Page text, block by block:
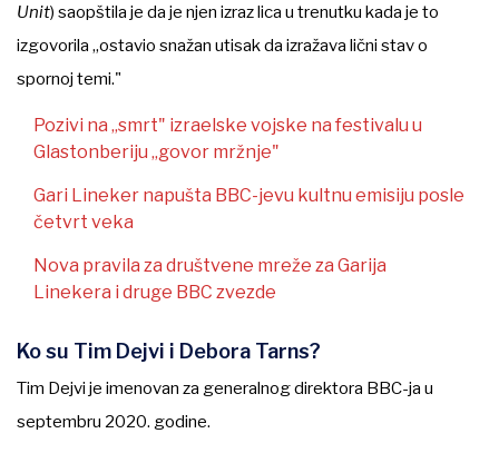
Unit) saopštila je da je njen izraz lica u trenutku kada je to
izgovorila „ostavio snažan utisak da izražava lični stav o
spornoj temi."
Pozivi na „smrt" izraelske vojske na festivalu u
Glastonberiju „govor mržnje"
Gari Lineker napušta BBC-jevu kultnu emisiju posle
četvrt veka
Nova pravila za društvene mreže za Garija
Linekera i druge BBC zvezde
Ko su Tim Dejvi i Debora Tarns?
Tim Dejvi je imenovan za generalnog direktora BBC-ja u
septembru 2020. godine.